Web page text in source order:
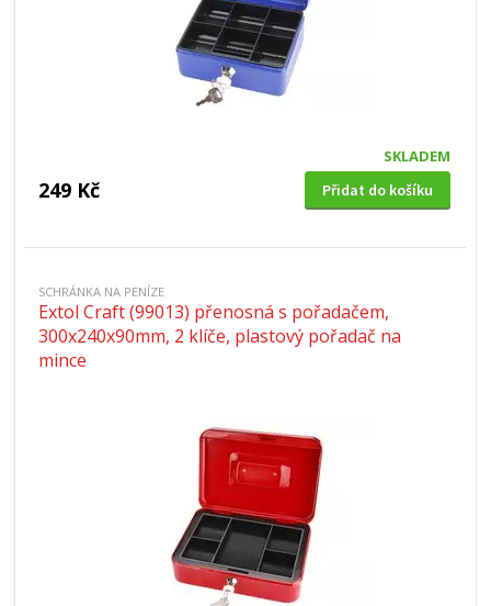
SKLADEM
249 Kč Přidat do košíku
SCHRÁNKA NA PENÍZE
Extol Craft (99013) přenosná s pořadačem,
300x240x90mm, 2 klíče, plastový pořadač na
mince